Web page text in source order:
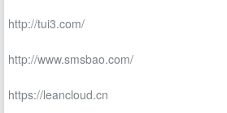
http://tui3.com/
http://www.smsbao.com/
https://leancloud.cn